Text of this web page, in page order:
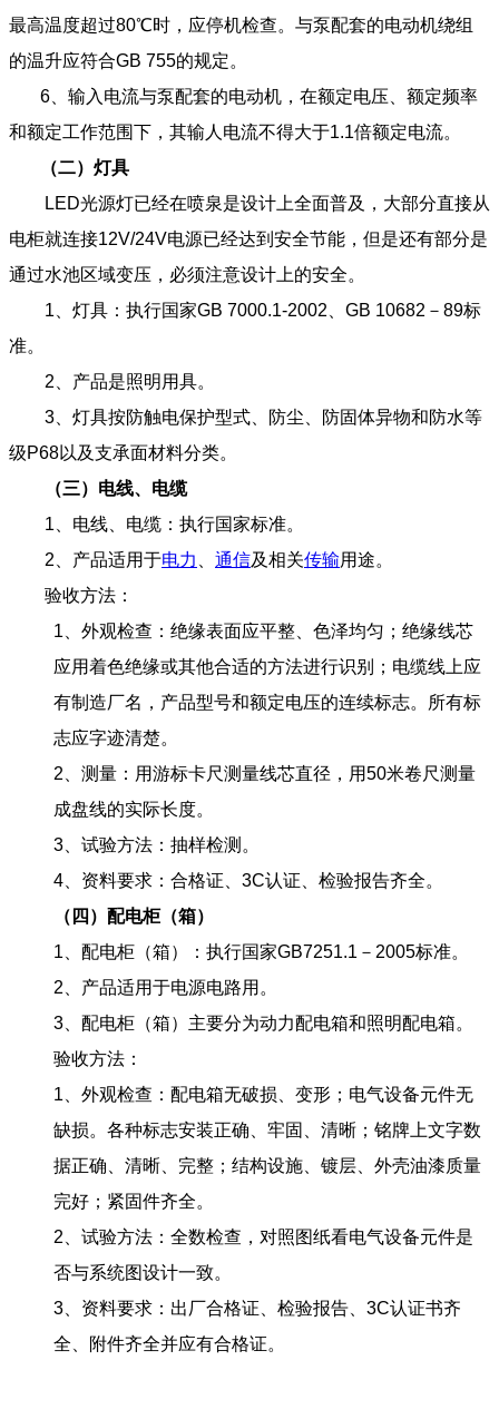
最高温度超过80℃时，应停机检查。与泵配套的电动机绕组
的温升应符合GB 755的规定。
6、输入电流与泵配套的电动机，在额定电压、额定频率
和额定工作范围下，其输人电流不得大于1.1倍额定电流。
（二） 灯具
LED光源灯已经在喷泉是设计上全面普及，大部分直接从
电柜就连接12V/24V电源已经达到安全节能，但是还有部分是
通过水池区域变压，必须注意设计上的安全。
1、灯具：执行国家GB 7000.1-2002、GB 10682－89标
准。
2、产品是照明用具。
3、灯具按防触电保护型式、防尘、防固体异物和防水等
级P68以及支承面材料分类。
（三） 电线、电缆
1、电线、电缆：执行国家标准。
2、产品适用于电力 通信及相关传输用途。
验收方法：
1、外观检查：绝缘表面应平整、色泽均匀；绝缘线芯
应用着色绝缘或其他合适的方法进行识别；电缆线上应
有制造厂名，产品型号和额定电压的连续标志。所有标
志应字迹清楚。
2、测量：用游标卡尺测量线芯直径，用50米卷尺测量
成盘线的实际长度。
3、试验方法：抽样检测。
4、资料要求：合格证、3C认证、检验报告齐全。
（四） 配电柜（箱）
1、配电柜（箱）：执行国家GB7251.1－2005标准。
2、产品适用于电源电路用。
3、配电柜（箱）主要分为动力配电箱和照明配电箱。
验收方法：
1、外观检查：配电箱无破损、变形；电气设备元件无
缺损。各种标志安装正确、牢固、清晰；铭牌上文字数
据正确、清晰、完整；结构设施、镀层、外壳油漆质量
完好；紧固件齐全。
2、试验方法：全数检查，对照图纸看电气设备元件是
否与系统图设计一致。
3、资料要求：出厂合格证、检验报告、3C认证书齐
全、附件齐全并应有合格证。